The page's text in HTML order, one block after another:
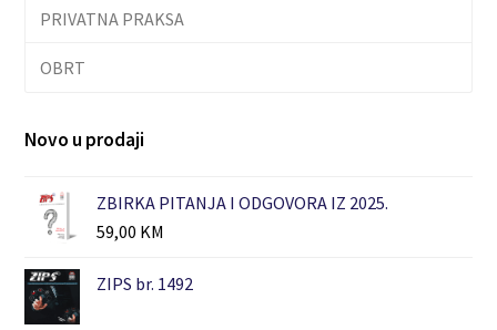
PRIVATNA PRAKSA
OBRT
Novo u prodaji
ZBIRKA PITANJA I ODGOVORA IZ 2025.
59,00 KM
ZIPS br. 1492